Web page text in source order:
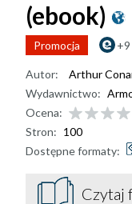
(ebook)
Promocja
Autor:
Arthur
Wydawnictwo:
Ocena:
Stron: 100
Dostępne formaty:
Czytaj